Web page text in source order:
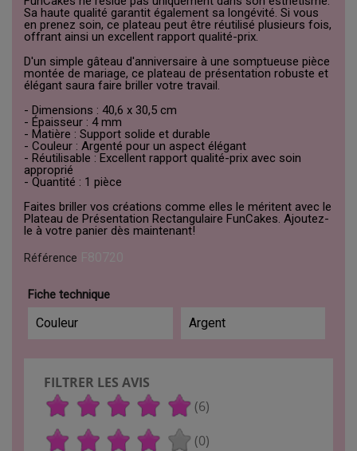
Sa haute qualité garantit également sa longévité. Si vous
en prenez soin, ce plateau peut être réutilisé plusieurs fois,
offrant ainsi un excellent rapport qualité-prix.
D'un simple gâteau d'anniversaire à une somptueuse pièce
montée de mariage, ce plateau de présentation robuste et
élégant saura faire briller votre travail.
- Dimensions : 40,6 x 30,5 cm
- Épaisseur : 4 mm
- Matière : Support solide et durable
- Couleur : Argenté pour un aspect élégant
- Réutilisable : Excellent rapport qualité-prix avec soin
approprié
- Quantité : 1 pièce
Faites briller vos créations comme elles le méritent avec le
Plateau de Présentation Rectangulaire FunCakes. Ajoutez-
le à votre panier dès maintenant!
Référence
Fiche technique
Couleur Argent
FILTRER LES AVIS
(6)
(0)